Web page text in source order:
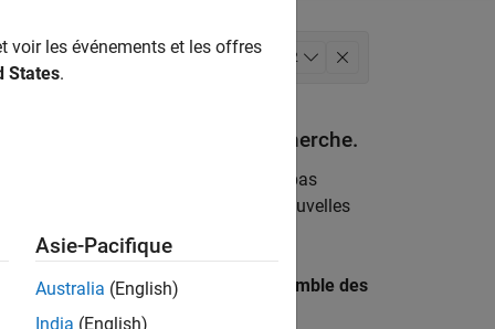
2
à vos critères de recherche.
. Si malgré tout vous ne trouvez pas
pour vous tenir au courant des nouvelles
par lieu pour trouver l’ensemble des
voir les événements et les offres
States.
Asie-Pacifique
Australia (English)
India (English)